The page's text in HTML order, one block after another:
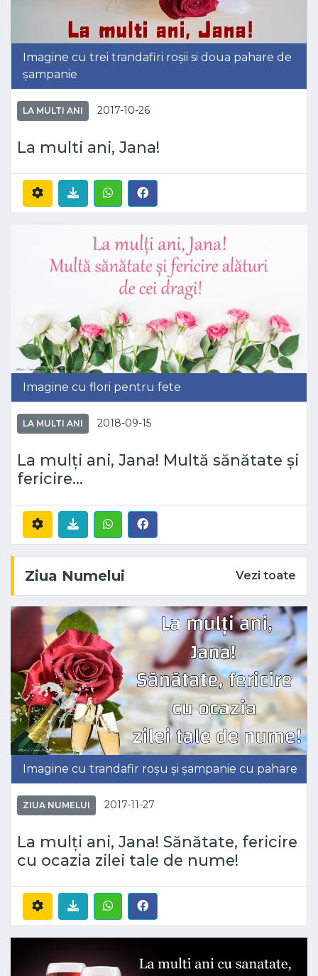
Imagine cu trei trandafiri roșii si doua pahare de
șampanie
LA MULTI ANI 2017-10-26
La multi ani, Jana!
Imagine cu flori pentru fete
LA MULTI ANI 2018-09-15
La mulți ani, Jana! Multă sănătate și
fericire...
Ziua Numelui Vezi toate
Imagine cu trandafir roșu și șampanie cu pahare
ZIUA NUMELUI 2017-11-27
La mulți ani, Jana! Sănătate, fericire
cu ocazia zilei tale de nume!